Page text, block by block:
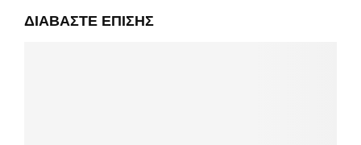
ΔΙΑΒΆΣΤΕ ΕΠΊΣΗΣ